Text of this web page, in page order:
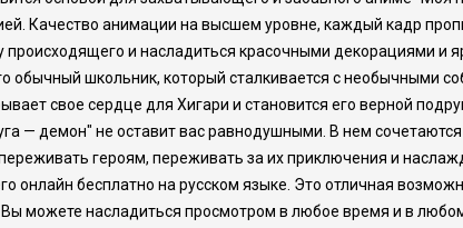
Качество анимации на высшем уровне, каждый кадр
происходящего и насладиться красочными декорациями
обычный школьник, который сталкивается с
свое сердце для Хигари и становится его верной
— демон" не оставит вас равнодушными. В нем
героям, переживать за их приключения и
онлайн бесплатно на русском языке. Это отличная
можете насладиться просмотром в любое время и в